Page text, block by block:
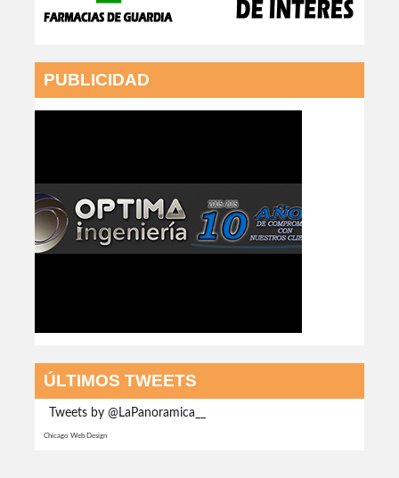
PUBLICIDAD
ÚLTIMOS TWEETS
Tweets by @LaPanoramica__
Chicago Web Design